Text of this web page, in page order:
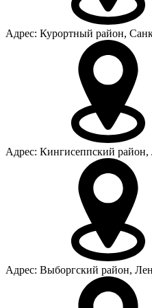
Адрес: Курортный район,
Адрес: Кингисеппский район,
Адрес: Выборгский район,